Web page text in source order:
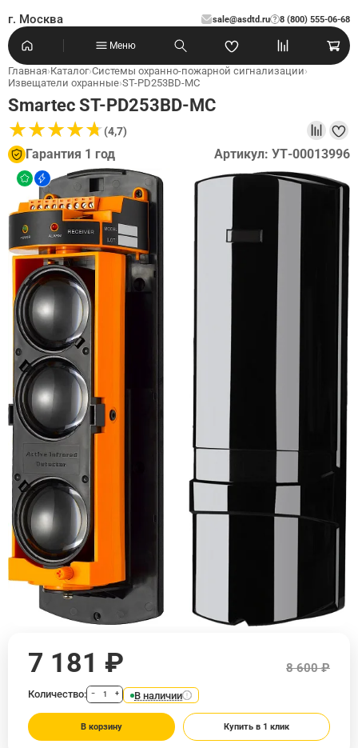
г. Москва sale@asdtd.ru 8 (800) 555-06-68
?
Меню
Главная›Каталог›Системы охранно-пожарной сигнализации›
Извещатели охранные›ST-PD253BD-MC
Smartec ST-PD253BD-MC
★★★★★
★★★★★(4,7)
Гарантия 1 год Артикул: УТ-00013996
7 181 ₽ 8 600 ₽
Количество: − + В наличии
В корзину Купить в 1 клик